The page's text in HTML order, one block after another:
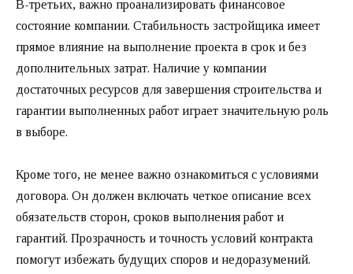
В-третьих, важно проанализировать финансовое
состояние компании. Стабильность застройщика имеет
прямое влияние на выполнение проекта в срок и без
дополнительных затрат. Наличие у компании
достаточных ресурсов для завершения строительства и
гарантии выполненных работ играет значительную роль
в выборе.
Кроме того, не менее важно ознакомиться с условиями
договора. Он должен включать четкое описание всех
обязательств сторон, сроков выполнения работ и
гарантий. Прозрачность и точность условий контракта
помогут избежать будущих споров и недоразумений.